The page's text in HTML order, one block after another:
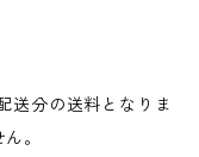
送分の送料となりま
。